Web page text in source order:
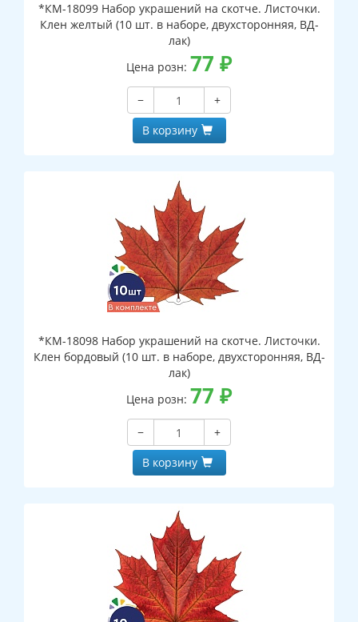
*КМ-18099 Набор украшений на скотче. Листочки.
Клен желтый (10 шт. в наборе, двухсторонняя, ВД-
лак)
Цена розн: 77 ₽
−
+
В корзину
*КМ-18098 Набор украшений на скотче. Листочки.
Клен бордовый (10 шт. в наборе, двухсторонняя, ВД-
лак)
Цена розн: 77 ₽
−
+
В корзину